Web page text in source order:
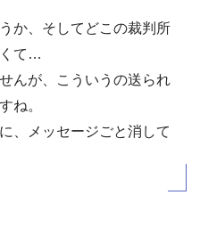
か、そしてどこの裁判所
て…
んが、こういうの送られ
ね。
、メッセージごと消して